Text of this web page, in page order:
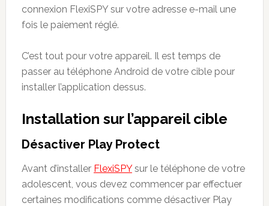
connexion FlexiSPY sur votre adresse e-mail une
fois le paiement réglé.
C’est tout pour votre appareil. Il est temps de
passer au téléphone Android de votre cible pour
installer l’application dessus.
Installation sur l’appareil cible
Désactiver Play Protect
Avant d’installer FlexiSPYsur le téléphone de votre
adolescent, vous devez commencer par effectuer
certaines modifications comme désactiver Play